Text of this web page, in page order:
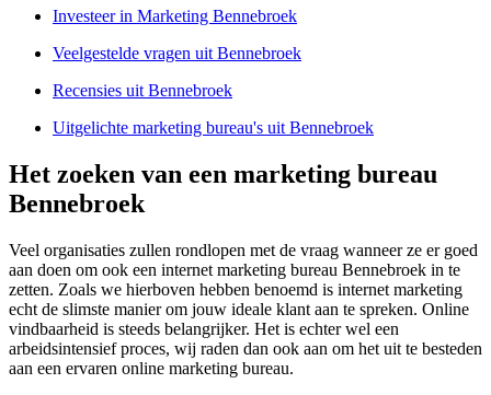
Investeer in Marketing Bennebroek
Veelgestelde vragen uit Bennebroek
Recensies uit Bennebroek
Uitgelichte marketing bureau's uit Bennebroek
Het zoeken van een marketing bureau
Bennebroek
Veel organisaties zullen rondlopen met de vraag wanneer ze er goed
aan doen om ook een internet marketing bureau Bennebroek in te
zetten. Zoals we hierboven hebben benoemd is internet marketing
echt de slimste manier om jouw ideale klant aan te spreken. Online
vindbaarheid is steeds belangrijker. Het is echter wel een
arbeidsintensief proces, wij raden dan ook aan om het uit te besteden
aan een ervaren online marketing bureau.